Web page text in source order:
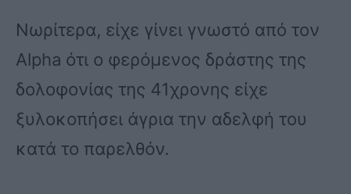
Νωρίτερα, είχε γίνει γνωστό από τον
Alpha ότι ο φερόμενος δράστης της
δολοφονίας της 41χρονης είχε
ξυλοκοπήσει άγρια την αδελφή του
κατά το παρελθόν.